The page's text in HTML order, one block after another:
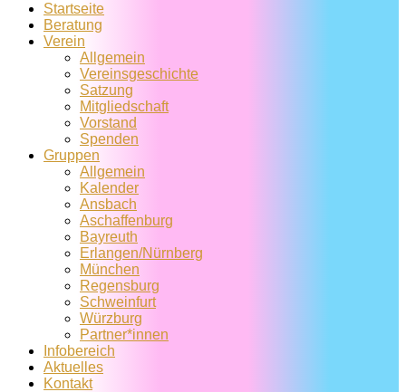
Startseite
Beratung
Verein
Allgemein
Vereins­geschichte
Satzung
Mitglied­schaft
Vorstand
Spenden
Gruppen
Allgemein
Kalender
Ansbach
Aschaffenburg
Bayreuth
Erlangen/Nürnberg
München
Regensburg
Schweinfurt
Würzburg
Partner*innen
Infobereich
Aktuelles
Kontakt